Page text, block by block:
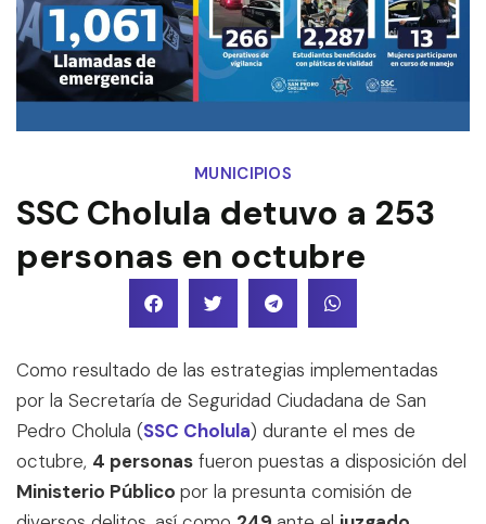
MUNICIPIOS
SSC Cholula detuvo a 253
personas en octubre
Como resultado de las estrategias implementadas
por la Secretaría de Seguridad Ciudadana de San
Pedro Cholula (SSC Cholula) durante el mes de
octubre, 4 personas fueron puestas a disposición del
Ministerio Público por la presunta comisión de